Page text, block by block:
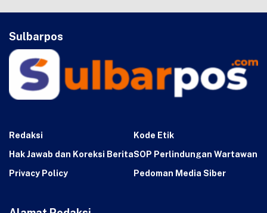
Sulbarpos
Redaksi
Kode Etik
Hak Jawab dan Koreksi BeritaSOP Perlindungan Wartawan
Privacy Policy
Pedoman Media Siber